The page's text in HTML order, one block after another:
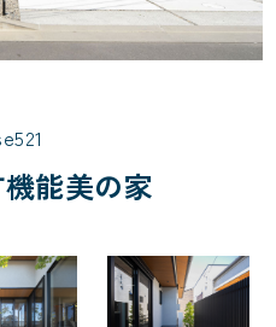
能美の家